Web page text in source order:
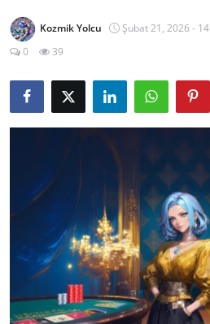
Anime
Dizi & Film
Testler
Kozmik Yolcu Şubat 21, 2026 -
0
39